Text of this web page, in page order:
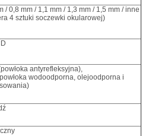
/ 0,8 mm / 1,1 mm / 1,3 mm / 1,5 mm / inne
4 sztuki soczewki okularowej)
antyrefleksyjna),
wodoodporna, olejoodporna i